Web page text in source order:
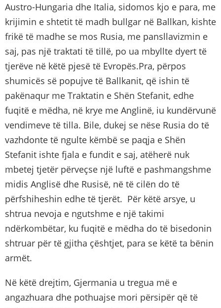
Austro-Hungaria dhe Italia, sidomos kjo e para, me
krijimin e shtetit të madh bullgar në Ballkan, kishte
frikë të madhe se mos Rusia, me pansllavizmin e
saj, pas një traktati të tillë, po ua mbyllte dyert të
tjerëve në këtë pjesë të Evropës.Pra, përpos
shumicës së popujve të Ballkanit, që ishin të
pakënaqur me Traktatin e Shën Stefanit, edhe
fuqitë e mëdha, në krye me Anglinë, iu kundërvunë
vendimeve të tilla. Bile, dukej se nëse Rusia do të
vazhdonte të ngulte këmbë se paqja e Shën
Stefanit ishte fjala e fundit e saj, atëherë nuk
mbetej tjetër përveçse një luftë e pashmangshme
midis Anglisë dhe Rusisë, në të cilën do të
përfshiheshin edhe të tjerët. Për këtë arsye, u
shtrua nevoja e ngutshme e një takimi
ndërkombëtar, ku fuqitë e mëdha do të bisedonin
shtruar për të gjitha çështjet, para se këtë ta bënin
armët.
Në këtë drejtim, Gjermania u tregua më e
angazhuara dhe pothuajse mori përsipër që të